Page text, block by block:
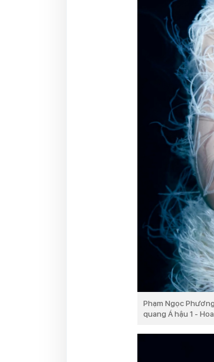
Phạm Ngọc
quang Á hậu 1 -